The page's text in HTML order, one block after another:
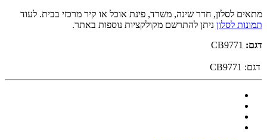
מתאים לסלון, חדר שינה, משרד, פינת אוכל או קיר מרכזי בבית. לעוד
תמונות לסלון ניתן להתרשם מקולקציות נוספות באתר.
דגם:
דגם: CB9771